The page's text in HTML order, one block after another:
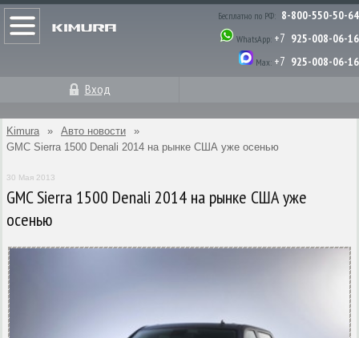
Бесплатно по РФ: 8-800-550-50-64
WhatsApp: +7 925-008-06-16
Max: +7 925-008-06-16
Вход
Kimura » Авто новости
»
GMC Sierra 1500 Denali 2014 на рынке США уже осенью
30 Мая 2013
GMC Sierra 1500 Denali 2014 на рынке США уже
осенью